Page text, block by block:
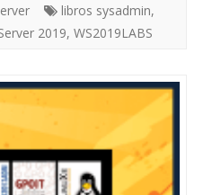
libros sysadmin,
2019, WS2019LABS